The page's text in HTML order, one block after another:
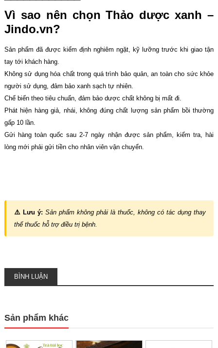
Vì sao nên chọn Thảo dược xanh –
Jindo.vn?
Sản phẩm đã được kiểm định nghiêm ngặt, kỹ lưỡng trước khi giao tận
tay tới khách hàng.
Không sử dụng hóa chất trong quá trình bảo quản, an toàn cho sức khỏe
người sử dụng, đảm bảo xanh sạch tự nhiên.
Chế biến theo tiêu chuẩn, đảm bảo dược chất không bị mất đi.
Phát hiện hàng giả, nhái, không đúng chất lượng sản phẩm bồi thường
gấp 10 lần.
Gửi hàng toàn quốc sau 2-7 ngày nhận được sản phẩm, kiểm tra, hài
lòng mới phải gửi tiền cho nhân viên vận chuyển.
⚠️ Lưu ý: Sản phẩm không phải là thuốc, không có tác dụng thay
thế thuốc hỗ trợ điều trị bệnh.
BÌNH LUẬN
Sản phẩm khác